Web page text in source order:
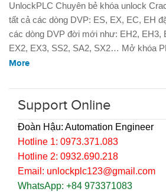
UnlockPLC Chuyên bẻ khóa unlock
tất cả các dòng DVP: ES, EX, EC, EH
các dòng DVP đời mới như: EH2, EH3,
EX2, EX3, SS2, SA2, SX2… Mở khóa
More
Support Online
Đoàn Hậu: Automation Engineer
Hotline 1: 0973.371.083
Hotline 2: 0932.690.218
Email: unlockplc123@gmail.com
WhatsApp: +84 973371083